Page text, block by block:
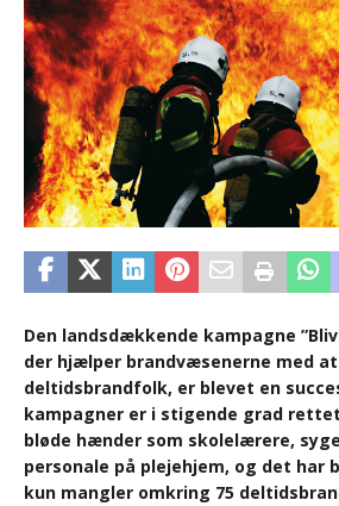
Den landsdækkende kampagne
der hjælper brandvæsenerne med
deltidsbrandfolk, er blevet en
kampagner er i stigende grad
bløde hænder som skolelærere,
personale på plejehjem, og det har
kun mangler omkring 75